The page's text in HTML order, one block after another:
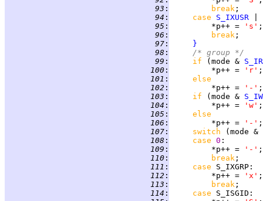
  93
: break
  94
: case S_IXUSR
  95
:
         *p++ =
's'
  96
: break
  97
:
}
  98
:
/* group */
  99
: if (mode &
100 :
         *p++ =
'r'
101 :
else
102 :
         *p++ =
'-'
103 : if (mode &
104 :
         *p++ =
'w'
105 :
else
106 :
         *p++ =
'-'
107 : switch
(mode
108 : case 0
109 :
         *p++ =
'-'
110 : break
111 : case S_IXGRP
112 :
         *p++ =
'x'
113 : break
114 : case S_ISGID